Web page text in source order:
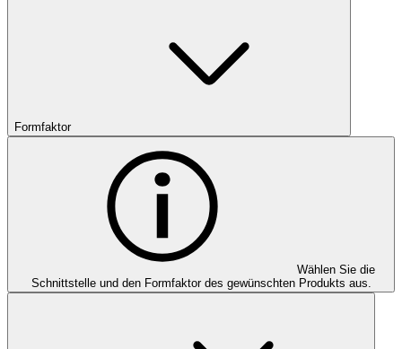
Formfaktor
Wählen Sie die
Schnittstelle und den Formfaktor des gewünschten Produkts aus.